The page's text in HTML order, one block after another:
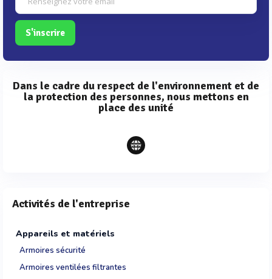
S'inscrire
Dans le cadre du respect de l'environnement et de
la protection des personnes, nous mettons en
place des unité
Activités de l'entreprise
Appareils et matériels
Armoires sécurité
Armoires ventilées filtrantes